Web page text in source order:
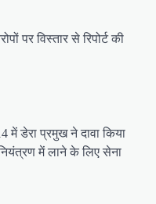
पर विस्तार से रिपोर्ट की
डेरा प्रमुख ने दावा किया
में लाने के लिए सेना